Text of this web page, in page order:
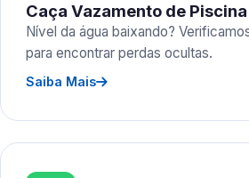
Caça Vazamento de Piscina
Nível da água baixando?
para encontrar perdas ocultas.
Saiba Mais